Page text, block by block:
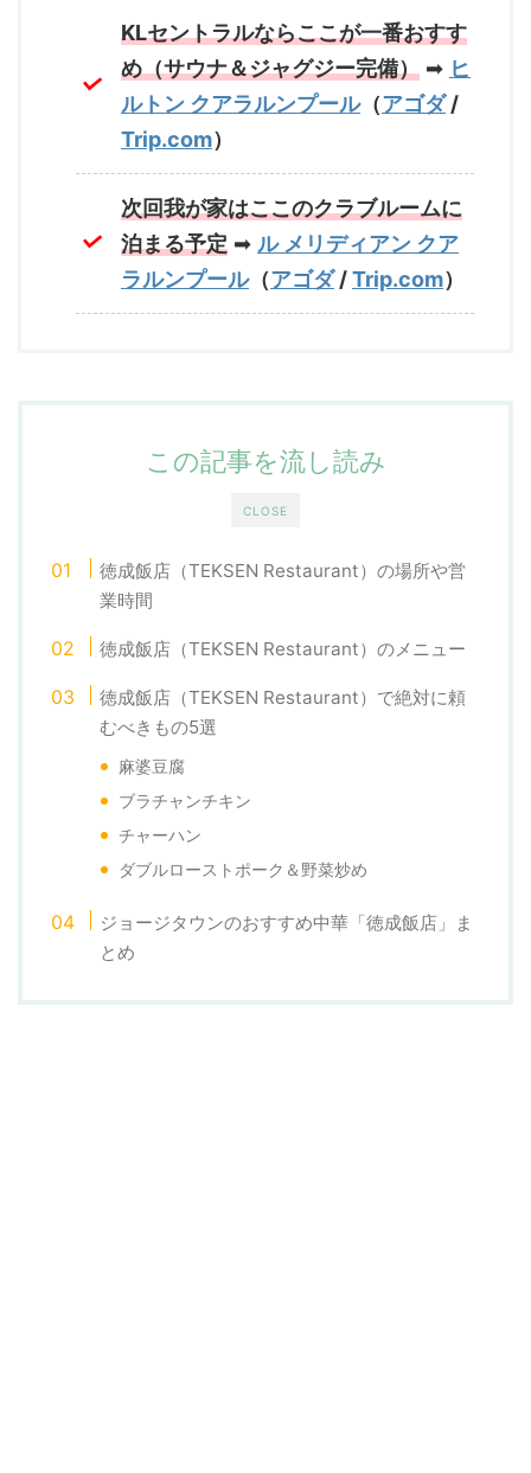
KLセントラルならここが一番おすす
め（サウナ＆ジャグジー完備） ➡ ヒ
ルトン クアラルンプール（アゴダ/
Trip.com）
次回我が家はここのクラブルームに
泊まる予定 ➡ ル メリディアン クア
ラルンプール（アゴダ/Trip.com）
CLOSE
この記事を流し読み
徳成飯店（TEKSEN Restaurant）の場所や営
業時間
徳成飯店（TEKSEN Restaurant）のメニュー
徳成飯店（TEKSEN Restaurant）で絶対に頼
むべきもの5選
麻婆豆腐
ブラチャンチキン
チャーハン
ダブルローストポーク＆野菜炒め
ジョージタウンのおすすめ中華「徳成飯店」ま
とめ